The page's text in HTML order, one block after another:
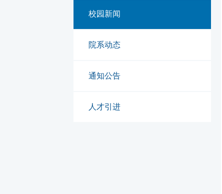
校园新闻
院系动态
通知公告
人才引进